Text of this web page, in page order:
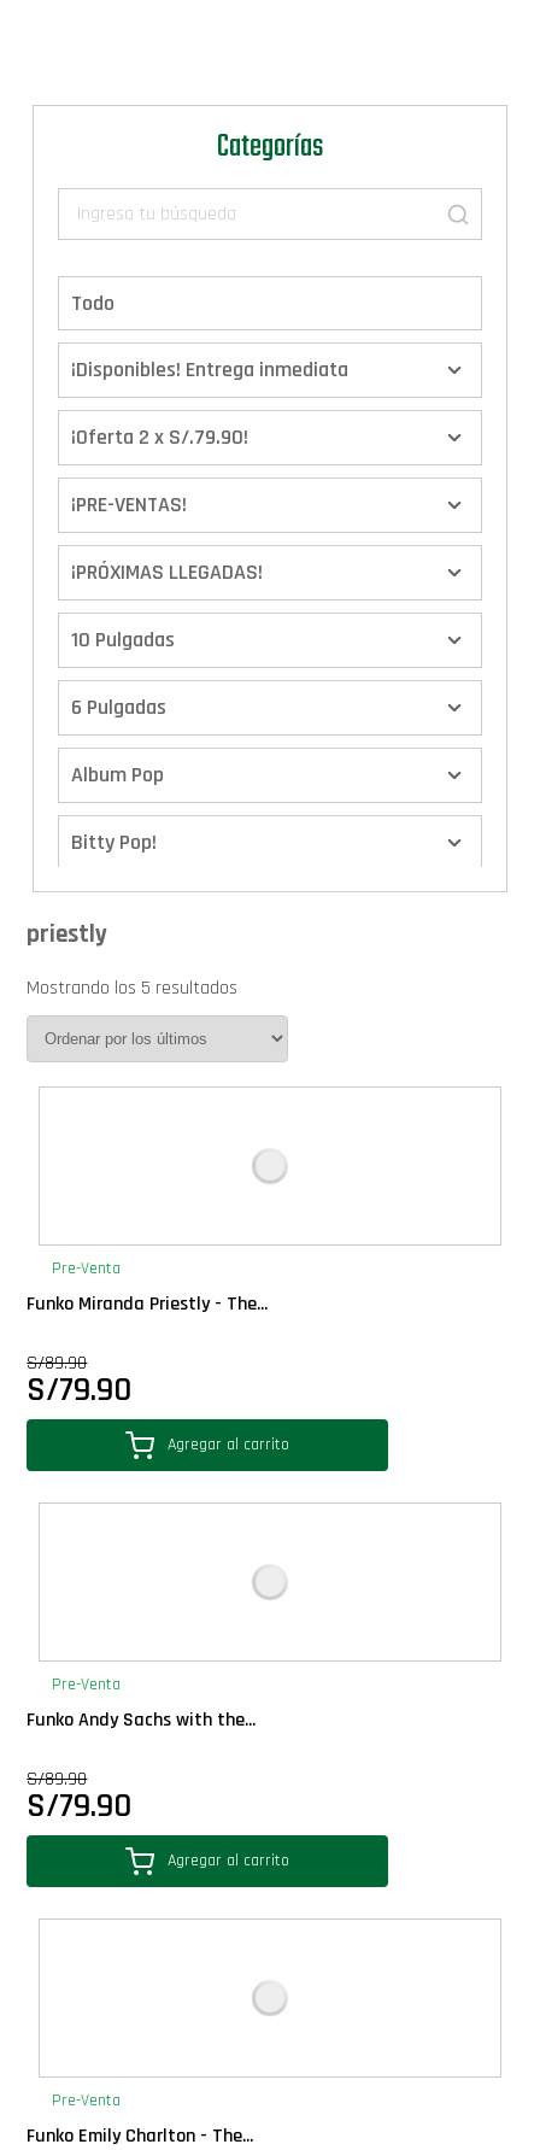
Categorías
Todo
¡Disponibles! Entrega inmediata
¡Oferta 2 x S/.79.90!
¡PRE-VENTAS!
¡PRÓXIMAS LLEGADAS!
10 Pulgadas
6 Pulgadas
Album Pop
Bitty Pop!
Calendario de Adviento
Cover Pop!
Exclusivos
Gift Cards
Llaveros Pop
Moments
Plush
Pop Nook (Rincon)
Pop Regular
Pop Rides
PRÓXIMAMENTE
priestly
Mostrando los 5 resultados
Pre-Venta
Funko Miranda Priestly - The...
S/89.90
S/79.90
Agregar al carrito
Pre-Venta
Funko Andy Sachs with the...
S/89.90
S/79.90
Agregar al carrito
Pre-Venta
Funko Emily Charlton - The...